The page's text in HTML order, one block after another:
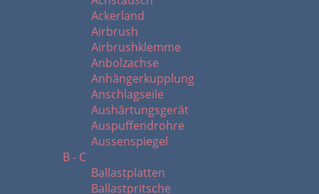
Ackerland
Airbrush
Airbrushklemme
Anbolzachse
Anhängerkupplung
Anschlagseile
Aushärtungsgerät
Auspuffendrohre
Aussenspiegel
B - C
Ballastplatten
Ballastpritsche